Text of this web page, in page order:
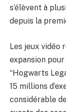
s’élèvent à
depuis la
Les jeux vidéo
expansion
“Hogwarts
15 millions
considérable